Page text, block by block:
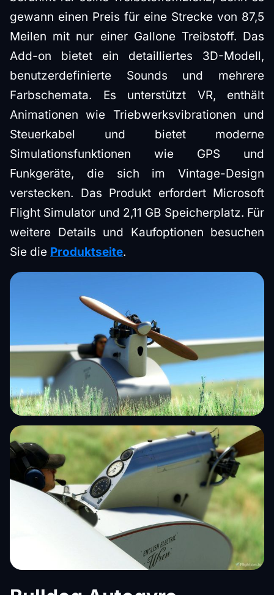
gewann einen Preis für eine Strecke von 87,5
Meilen mit nur einer Gallone Treibstoff. Das
Add-on bietet ein detailliertes 3D-Modell,
benutzerdefinierte Sounds und mehrere
Farbschemata. Es unterstützt VR, enthält
Animationen wie Triebwerksvibrationen und
Steuerkabel und bietet moderne
Simulationsfunktionen wie GPS und
Funkgeräte, die sich im Vintage-Design
verstecken. Das Produkt erfordert Microsoft
Flight Simulator und 2,11 GB Speicherplatz. Für
weitere Details und Kaufoptionen besuchen
Sie die Produktseite.